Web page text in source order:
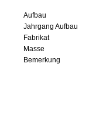
Aufbau
Jahrgang Aufbau
Fabrikat
Masse
Bemerkung